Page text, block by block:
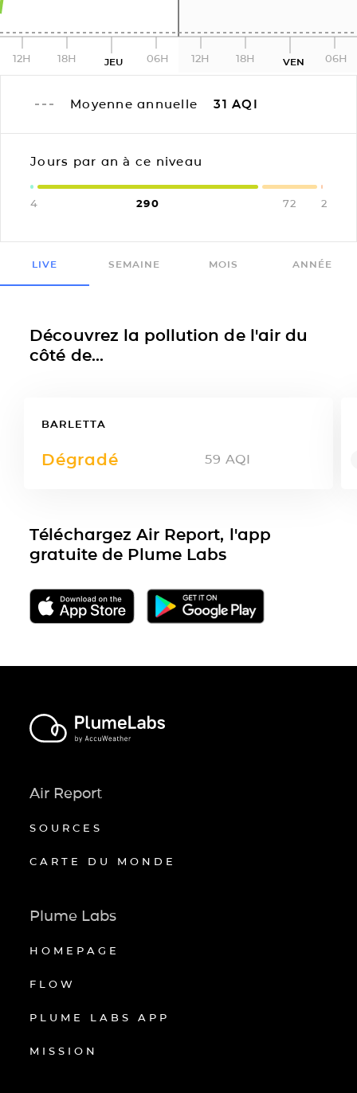
12H 18H JEU 06H 12H 18H VEN 06H
Moyenne annuelle 31 AQI
Jours par an à ce niveau
4 290 72 2
LIVE SEMAINE MOIS ANNÉE
Découvrez la pollution de l'air du
côté de...
BARLETTA
Dégradé 59 AQI
Téléchargez Air Report, l'app
gratuite de Plume Labs
Air Report
SOURCES
CARTE DU MONDE
Plume Labs
HOMEPAGE
FLOW
PLUME LABS APP
MISSION